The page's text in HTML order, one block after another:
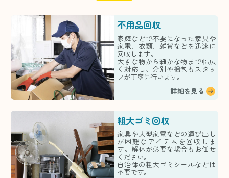
不用品回収
家庭などで不要になった家具や
家電、衣類、雑貨などを迅速に
回収します。
大きな物から細かな物まで幅広
く対応し、分別や梱包もスタッ
フが丁寧に行います。
詳細を見る
粗大ゴミ回収
家具や大型家電などの運び出し
が困難なアイテムを回収しま
す。解体が必要な場合もお任せ
ください。
自治体の粗大ゴミシールなどは
不要です。